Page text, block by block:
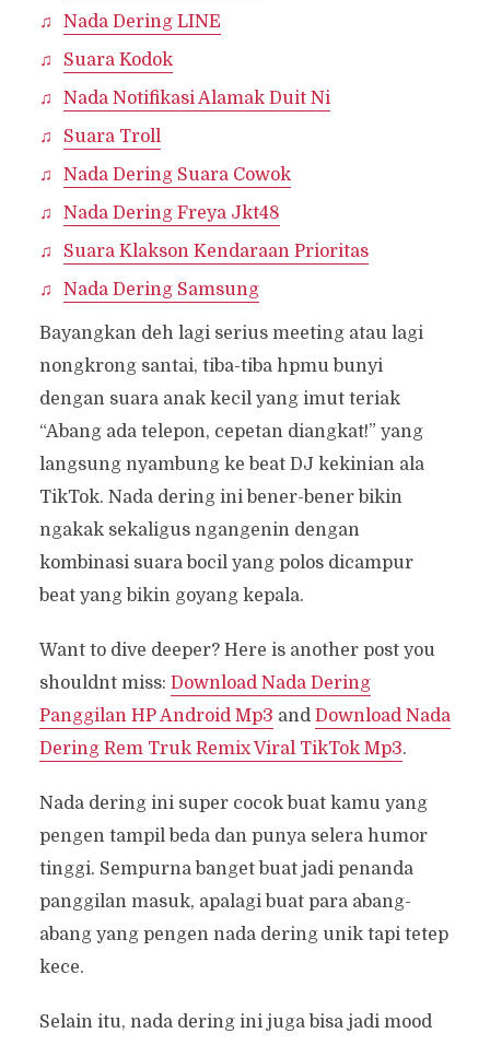
Nada Dering LINE
Suara Kodok
Nada Notifikasi Alamak Duit Ni
Suara Troll
Nada Dering Suara Cowok
Nada Dering Freya Jkt48
Suara Klakson Kendaraan Prioritas
Nada Dering Samsung
Bayangkan deh lagi serius meeting atau lagi
nongkrong santai, tiba-tiba hpmu bunyi
dengan suara anak kecil yang imut teriak
“Abang ada telepon, cepetan diangkat!” yang
langsung nyambung ke beat DJ kekinian ala
TikTok. Nada dering ini bener-bener bikin
ngakak sekaligus ngangenin dengan
kombinasi suara bocil yang polos dicampur
beat yang bikin goyang kepala.
Want to dive deeper? Here is another post you
shouldnt miss: Download Nada Dering
Panggilan HP Android Mp3 and Download Nada
Dering Rem Truk Remix Viral TikTok Mp3.
Nada dering ini super cocok buat kamu yang
pengen tampil beda dan punya selera humor
tinggi. Sempurna banget buat jadi penanda
panggilan masuk, apalagi buat para abang-
abang yang pengen nada dering unik tapi tetep
kece.
Selain itu, nada dering ini juga bisa jadi mood